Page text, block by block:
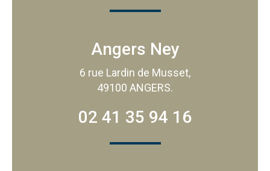
Angers Ney
6 rue Lardin de Musset,
49100 ANGERS.
02 41 35 94 16